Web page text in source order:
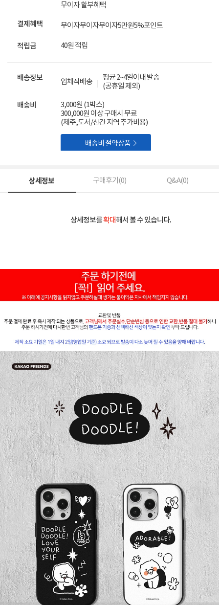
무이자 할부혜택
결제혜택 무이자무이자무이자5만원5%포인트
적립금 40원 적립
배송정보 업체직배송
평균 2~4일이내 발송
(공휴일 제외)
배송비
3,000원 (1박스)
300,000원 이상 구매시 무료
(제주,도서/산간 지역 추가비용)
배송비 절약상품 
상세정보 구매후기(0) Q&A(0)
상세정보를확대해서 볼 수 있습니다.